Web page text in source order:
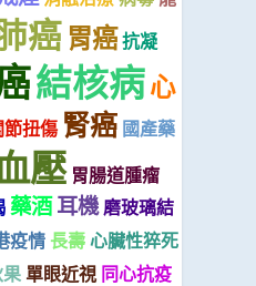
癌 胃癌抗凝
結核病心
節扭傷 腎癌 國產藥
壓 胃腸道腫瘤
藥酒耳機磨玻璃結
疫情 長壽心臟性猝死
單眼近視 同心抗疫